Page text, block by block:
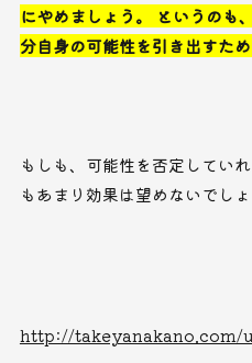
にやめましょう。 というのも
分自身の可能性を引き出すた
もしも、可能性を否定してい
もあまり効果は望めないでしょ
http://takeyanakano.com/